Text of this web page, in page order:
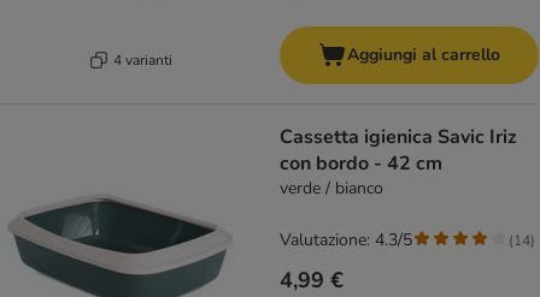
4 varianti Aggiungi al carrello
Cassetta igienica Savic Iriz
con bordo - 42 cm
verde / bianco
4,99 €
Valutazione: 4.3/5 (14)